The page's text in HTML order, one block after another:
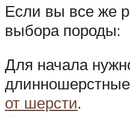
Если вы все же
выбора породы:
Для начала
от шерсти.